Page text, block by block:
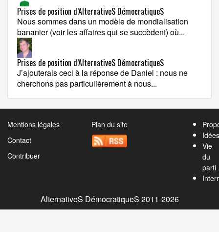
Prises de position d’AlternativeS DémocratiqueS
Nous sommes dans un modèle de mondialisation
bananier (voir les affaires qui se succèdent) où...
Prises de position d’AlternativeS DémocratiqueS
J’ajouterais ceci à la réponse de Daniel : nous ne
cherchons pas particulièrement à nous...
Mentions légales
Contact
Contribuer
Plan du site
Idées
Vie
du
parti
AlternativeS DémocratiqueS 2011-2026